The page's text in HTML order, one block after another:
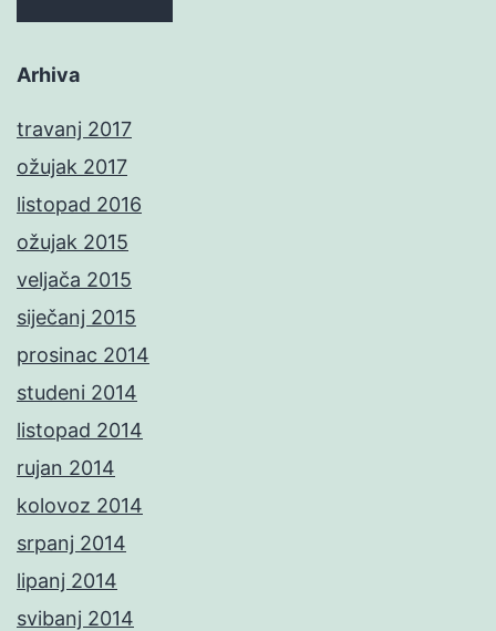
Arhiva
travanj 2017
ožujak 2017
listopad 2016
ožujak 2015
veljača 2015
siječanj 2015
prosinac 2014
studeni 2014
listopad 2014
rujan 2014
kolovoz 2014
srpanj 2014
lipanj 2014
svibanj 2014